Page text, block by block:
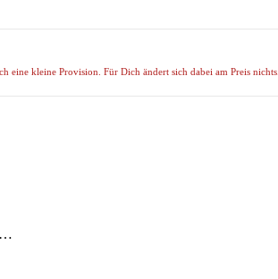
kleine Provision. Für Dich ändert sich dabei am Preis nichts.